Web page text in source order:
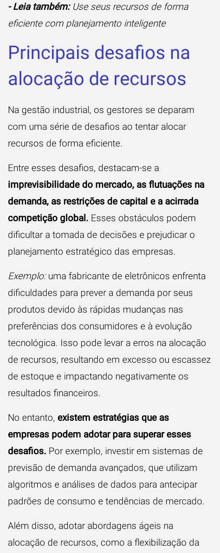
- Leia também: Use seus recursos de forma
eficiente com planejamento inteligente
Principais desafios na
alocação de recursos
Na gestão industrial, os gestores se deparam
com uma série de desafios ao tentar alocar
recursos de forma eficiente.
Entre esses desafios, destacam-se a
imprevisibilidade do mercado, as flutuações na
demanda, as restrições de capital e a acirrada
competição global. Esses obstáculos podem
dificultar a tomada de decisões e prejudicar o
planejamento estratégico das empresas.
Exemplo:uma fabricante de eletrônicos enfrenta
dificuldades para prever a demanda por seus
produtos devido às rápidas mudanças nas
preferências dos consumidores e à evolução
tecnológica. Isso pode levar a erros na alocação
de recursos, resultando em excesso ou escassez
de estoque e impactando negativamente os
resultados financeiros.
No entanto, existem estratégias que as
empresas podem adotar para superar esses
desafios. Por exemplo, investir em sistemas de
previsão de demanda avançados, que utilizam
algoritmos e análises de dados para antecipar
padrões de consumo e tendências de mercado.
Além disso, adotar abordagens ágeis na
alocação de recursos, como a flexibilização da